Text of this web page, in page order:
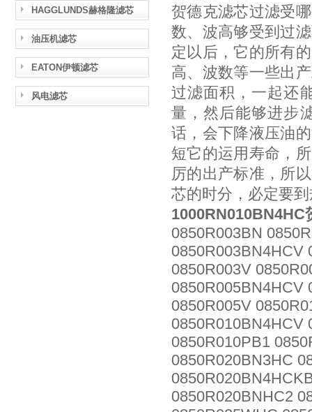
HAGGLUNDS赫格隆滤芯
油压机滤芯
EATON伊顿滤芯
风电滤芯
贺德克滤芯过滤受
数、波高够受到过
定以后，它的所有
高、波数等一些出
过滤面积，一起还
量，然后能够进步
话，会下降液压油
短它的运用寿命，
厉的出产标准，所
芯的时分，必定要
1000RN010BN4HC
0850R003BN
0850R003BN4HCV
0850R003V
0850R005BN4HCV
0850R005V
0850R010BN4HCV
0850R010PB1
0850R020BN3HC
0850R020BNHC2